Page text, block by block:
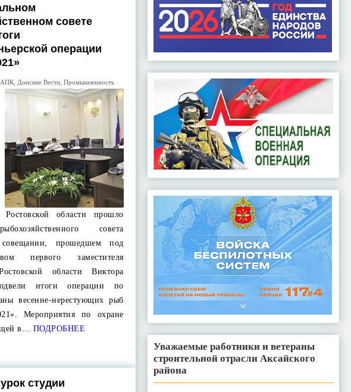
совете
операции
АПК, Донские Вести, Промышленность
Ростовской области прошло
совета
прошедшем под
первого заместителя
области Виктора
итоги операции по
весенне-нерестующих рыб
Мероприятия по охране
в… ПОДРОБНЕЕ
студии
Уважаемые работники и ветераны
строительной отрасли Аксайского
района